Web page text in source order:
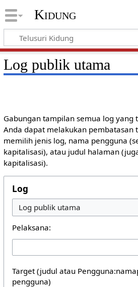
Kidung
Log publik utama
Gabungan tampilan semua log yang
Anda dapat melakukan pembatasan
memilih jenis log, nama pengguna
kapitalisasi), atau judul halaman
kapitalisasi).
Log
Pelaksana:
Target (judul atau
pengguna)